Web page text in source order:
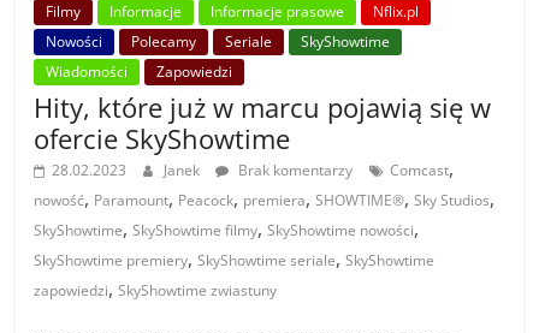
Filmy Informacje Informacje prasowe
Nflix.pl
Nowości
Polecamy Seriale
SkyShowtime
Wiadomości
Zapowiedzi
Hity, które już w marcu pojawią się w
ofercie SkyShowtime
28.02.2023 Janek Brak komentarzy Comcast,
nowość, Paramount, Peacock, premiera,SHOWTIME®,Sky Studios,
SkyShowtime,SkyShowtime filmy,SkyShowtime nowości,
SkyShowtime premiery,SkyShowtime seriale,SkyShowtime
zapowiedzi,SkyShowtime zwiastuny